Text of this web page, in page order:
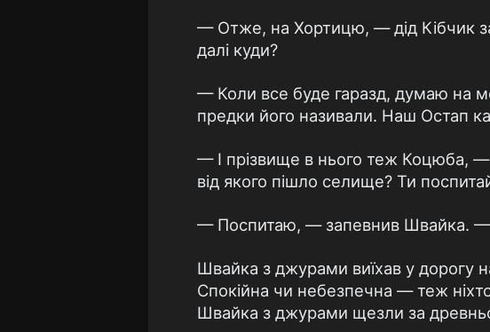
— Отже, на Хортицю, — дід Кібчик
далі куди?
— Коли все буде гаразд, думаю на
предки його називали. Наш Остап
— І прізвище в нього теж Коцюба,
від якого пішло селище? Ти
— Поспитаю, — запевнив Швайка. —
Швайка з джурами виїхав у дорогу
Спокійна чи небезпечна — теж
Швайка з джурами щезли за